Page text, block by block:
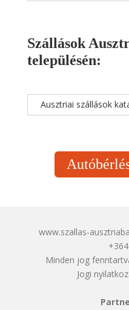
Szállások
településén:
Ausztriai szállások
www.szallas-
Minden jog
Jogi